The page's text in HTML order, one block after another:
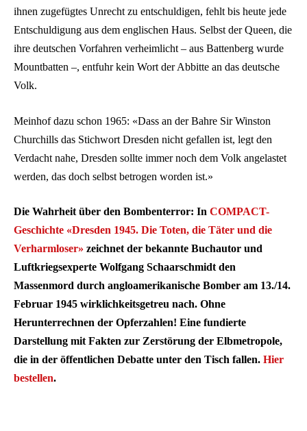
ihnen zugefügtes Unrecht zu entschuldigen, fehlt bis heute jede
Entschuldigung aus dem englischen Haus. Selbst der Queen, die
ihre deutschen Vorfahren verheimlicht – aus Battenberg wurde
Mountbatten –, entfuhr kein Wort der Abbitte an das deutsche
Volk.
Meinhof dazu schon 1965: «Dass an der Bahre Sir Winston
Churchills das Stichwort Dresden nicht gefallen ist, legt den
Verdacht nahe, Dresden sollte immer noch dem Volk angelastet
werden, das doch selbst betrogen worden ist.»
Die Wahrheit über den Bombenterror: In COMPACT-
Geschichte «Dresden 1945. Die Toten, die Täter und die
Verharmloser» zeichnet der bekannte Buchautor und
Luftkriegsexperte Wolfgang Schaarschmidt den
Massenmord durch angloamerikanische Bomber am 13./14.
Februar 1945 wirklichkeitsgetreu nach. Ohne
Herunterrechnen der Opferzahlen! Eine fundierte
Darstellung mit Fakten zur Zerstörung der Elbmetropole,
die in der öffentlichen Debatte unter den Tisch fallen. Hier
bestellen.